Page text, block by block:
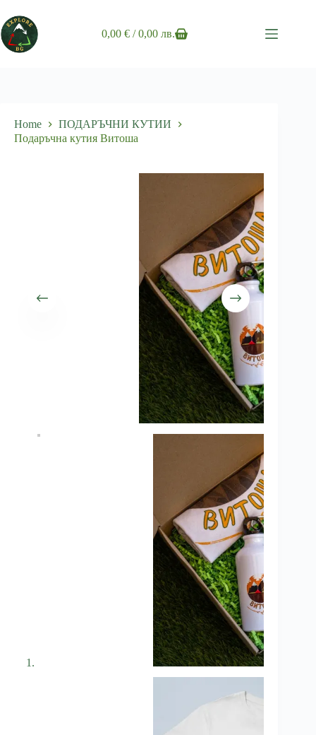
to
content
Shopping
0,00€ / 0,00 лв.
Home
ПОДАРЪЧНИ КУТИИ
Подаръчна кутия Витоша